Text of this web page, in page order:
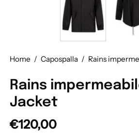
Home / Capospalla / Rains
Rains
Jacket
€120,00